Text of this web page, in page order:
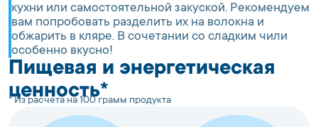
кухни или самостоятельной закуской. Рекомендуем
вам попробовать разделить их на волокна и
обжарить в кляре. В сочетании со сладким чили
особенно вкусно!
Пищевая и энергетическая
ценность*
* Из расчета на 100 грамм продукта